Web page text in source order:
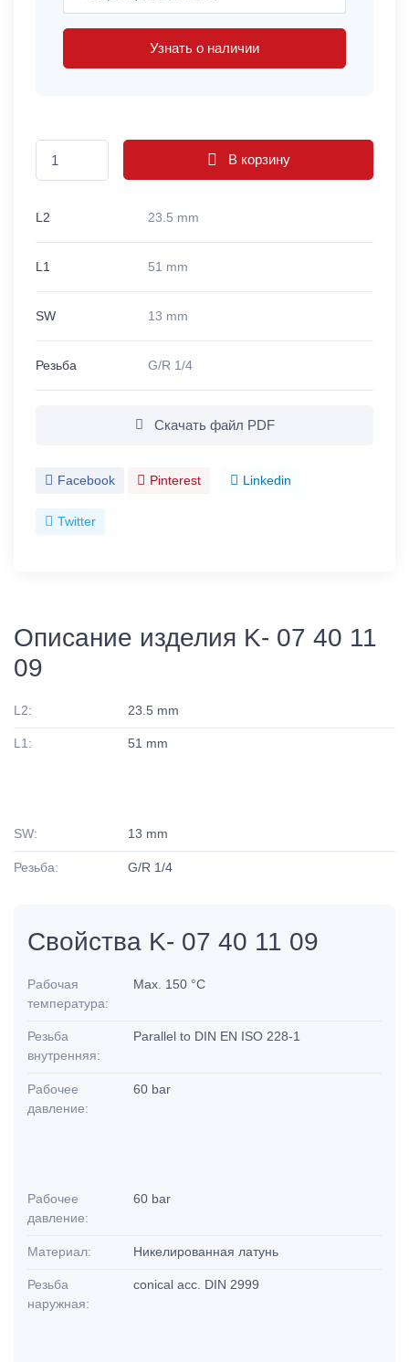
Узнать о наличии
В корзину
L2 23.5 mm
L1 51 mm
SW 13 mm
Резьба G/R 1/4
Скачать файл PDF
Facebook Pinterest Linkedin
Twitter
Описание изделия K- 07 40 11
09
L2: 23.5 mm
L1: 51 mm
SW: 13 mm
Резьба: G/R 1/4
Свойства K- 07 40 11 09
Рабочая
температура:
Max. 150 °C
Резьба
внутренняя:
Parallel to DIN EN ISO 228-1
Рабочее
давление:
60 bar
Рабочее
давление:
60 bar
Материал: Никелированная латунь
Резьба
наружная:
conical acc. DIN 2999